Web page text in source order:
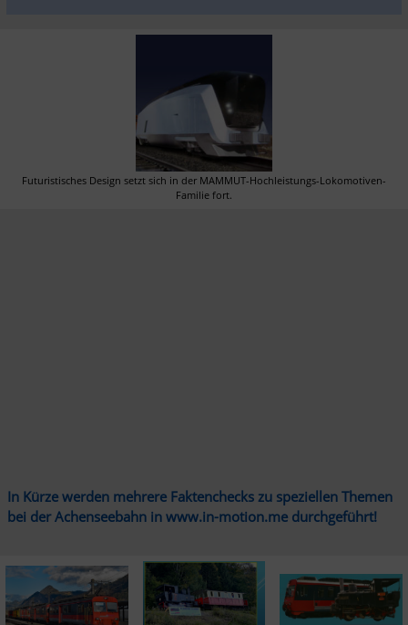
Futuristisches Design setzt sich in der MAMMUT-Hochleistungs-Lokomotiven-
Familie fort.
In Kürze werden mehrere Faktenchecks zu speziellen Themen
bei der Achenseebahn in www.in-motion.me durchgeführt!